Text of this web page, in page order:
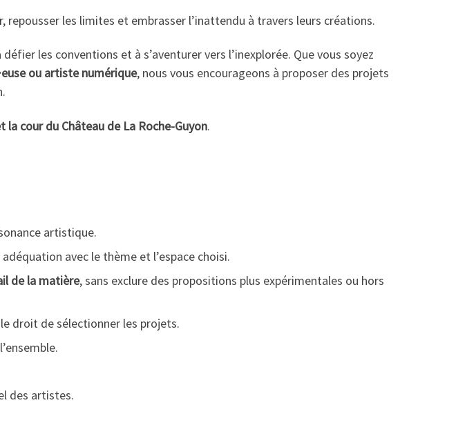
repousser les limites et embrasser l’inattendu à travers leurs créations.
les conventions et à s’aventurer vers l’inexplorée. Que vous soyez
ou artiste numérique, nous vous encourageons à proposer des projets
la cour du Château de La Roche-Guyon.
artistique.
adéquation avec le thème et l’espace choisi.
de la matière, sans exclure des propositions plus expérimentales ou hors
droit de sélectionner les projets.
des artistes.